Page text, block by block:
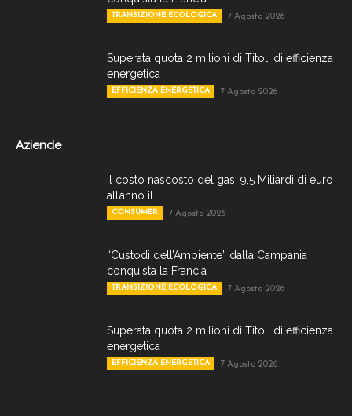
TRANSIZIONE ECOLOGICA 7 Agosto 2026
Superata quota 2 milioni di Titoli di efficienza
energetica
EFFICIENZA ENERGETICA 7 Agosto 2026
Aziende
Il costo nascosto del gas: 9,5 Miliardi di euro
all’anno il...
CONSUMER 7 Agosto 2026
“Custodi dell’Ambiente” dalla Campania
conquista la Francia
TRANSIZIONE ECOLOGICA 7 Agosto 2026
Superata quota 2 milioni di Titoli di efficienza
energetica
EFFICIENZA ENERGETICA 7 Agosto 2026